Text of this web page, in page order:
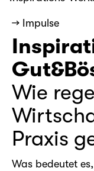
→ Impulse
Wie
Praxis
Was bedeutet